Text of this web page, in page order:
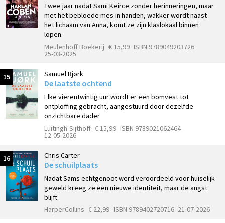
Twee jaar nadat Sami Keirce zonder herinneringen, maar
met het bebloede mes in handen, wakker wordt naast
het lichaam van Anna, komt ze zijn klaslokaal binnen
lopen.
Meulenhoff Boekerij € 15,99 ISBN 9789049203726
25-03-2025
15 Samuel Bjørk
De laatste ochtend
Elke vierentwintig uur wordt er een bomvest tot
ontploffing gebracht, aangestuurd door dezelfde
onzichtbare dader.
Luitingh-Sijthoff € 15,99 ISBN 9789021062464
12-05-2026
16 Chris Carter
De schuilplaats
Nadat Sams echtgenoot werd veroordeeld voor huiselijk
geweld kreeg ze een nieuwe identiteit, maar de angst
blijft.
HarperCollins € 22,99 ISBN 9789402720716 21-07-2026